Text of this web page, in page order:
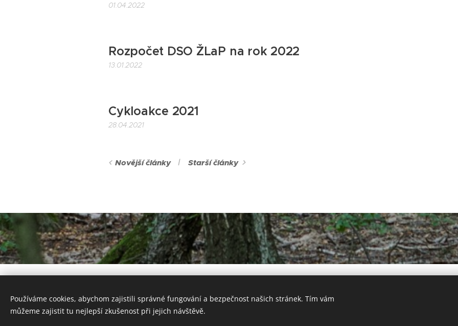
01.04.2022
Rozpočet DSO ŽLaP na rok 2022
13.01.2022
Cykloakce 2021
28.04.2021
Novější články Starší články
Vytvořeno službou
Používáme cookies, abychom zajistili správné fungování a bezpečnost našich stránek. Tím vám
můžeme zajistit tu nejlepší zkušenost při jejich návštěvě.